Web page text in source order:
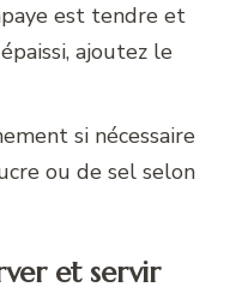
est tendre et
ajoutez le
si nécessaire
ou de sel selon
et servir